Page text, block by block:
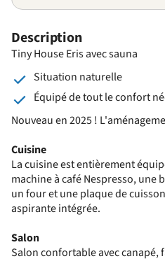
Description
Tiny House Eris avec sauna
Situation naturelle
Équipé de tout le confort
Nouveau en 2025 !
Cuisine
La cuisine est entièrement
machine à café Nespresso, une
un four et une plaque de
aspirante intégrée.
Salon
Salon confortable avec